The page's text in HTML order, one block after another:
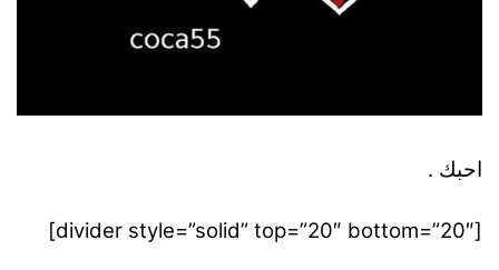
احبك .
[divider style=”solid” top=”20″ bottom=”20″]